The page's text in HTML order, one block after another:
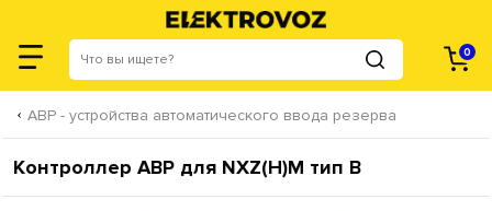
0
АВР - устройства автоматического ввода резерва
Контроллер АВР для NXZ(H)M тип B